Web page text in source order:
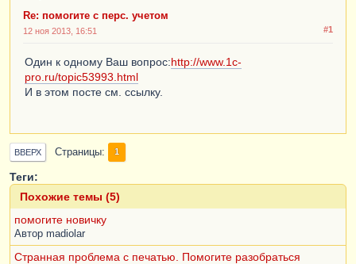
Re: помогите с перс. учетом
#1
12 ноя 2013, 16:51
Один к одному Ваш вопрос:http://www.1c-
pro.ru/topic53993.html
И в этом посте см. ссылку.
ВВЕРХ Страницы 1
Теги:
Похожие темы (5)
помогите новичку
Автор madiolar
Странная проблема с печатью. Помогите разобраться